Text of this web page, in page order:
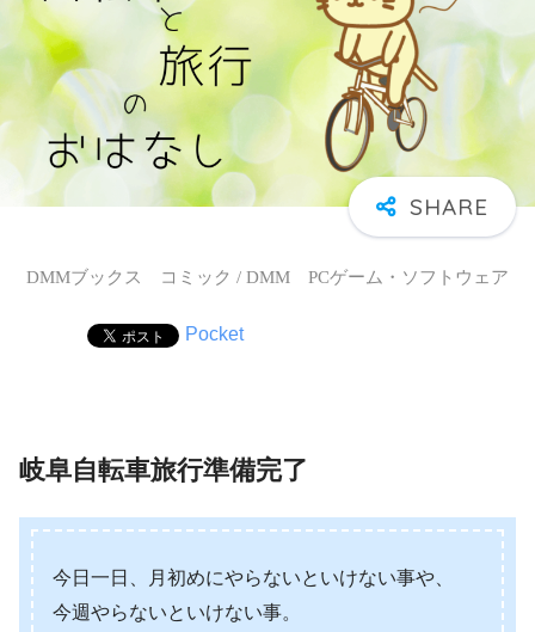
DMMブックス コミック / DMM PCゲーム・ソフトウェア
Pocket
岐阜自転車旅行準備完了
今日一日、月初めにやらないといけない事や、
今週やらないといけない事。